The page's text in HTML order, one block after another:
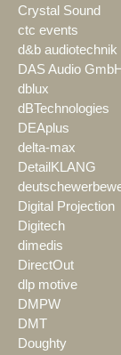
Crystal Sound
ctc events
d&b audiotechnik
DAS Audio GmbH
dblux
dBTechnologies
DEAplus
delta-max
DetailKLANG
Digital Projection
Digitech
dimedis
DirectOut
dlp motive
DMPW
DMT
Doughty